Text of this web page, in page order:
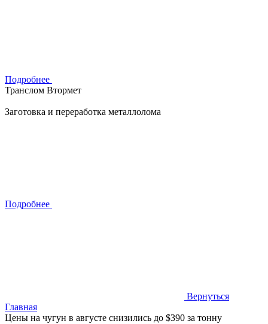
Подробнее
Транслом Втормет
Заготовка и переработка металлолома
Подробнее
Вернуться
Главная
Цены на чугун в августе снизились до $390 за тонну